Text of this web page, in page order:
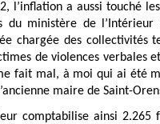
l’inflation a aussi touché
du ministère de
chargée des
de violences verbales
fait mal, à moi qui ai été
maire de Saint-
comptabilise ainsi